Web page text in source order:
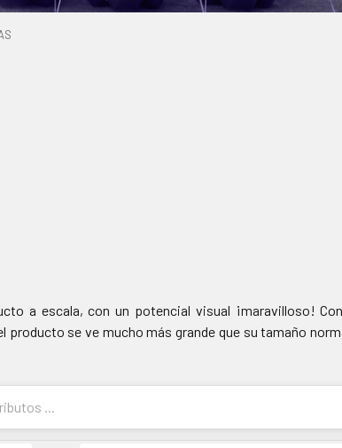
a escala, con un potencial visual ¡maravilloso!
producto se ve mucho más grande que su tamaño